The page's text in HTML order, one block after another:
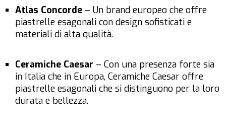
Atlas Concorde – Un brand europeo che offre
piastrelle esagonali con design sofisticati e
materiali di alta qualità.
Ceramiche Caesar – Con una presenza forte sia
in Italia che in Europa, Ceramiche Caesar offre
piastrelle esagonali che si distinguono per la loro
durata e bellezza.